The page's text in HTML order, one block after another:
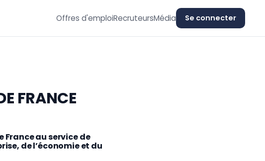
Offres d'emploiRecruteursMédia Se connecter
FRANCE
France au service de
de l’économie et du